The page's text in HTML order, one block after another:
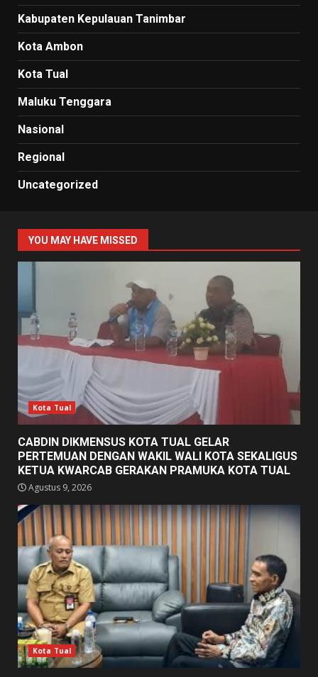
Kabupaten Kepulauan Tanimbar
Kota Ambon
Kota Tual
Maluku Tenggara
Nasional
Regional
Uncategorized
YOU MAY HAVE MISSED
Kota Tual
CABDIN DIKMENSUS KOTA TUAL GELAR
PERTEMUAN DENGAN WAKIL WALI KOTA SEKALIGUS
KETUA KWARCAB GERAKAN PRAMUKA KOTA TUAL
Agustus 9, 2026
Kota Tual